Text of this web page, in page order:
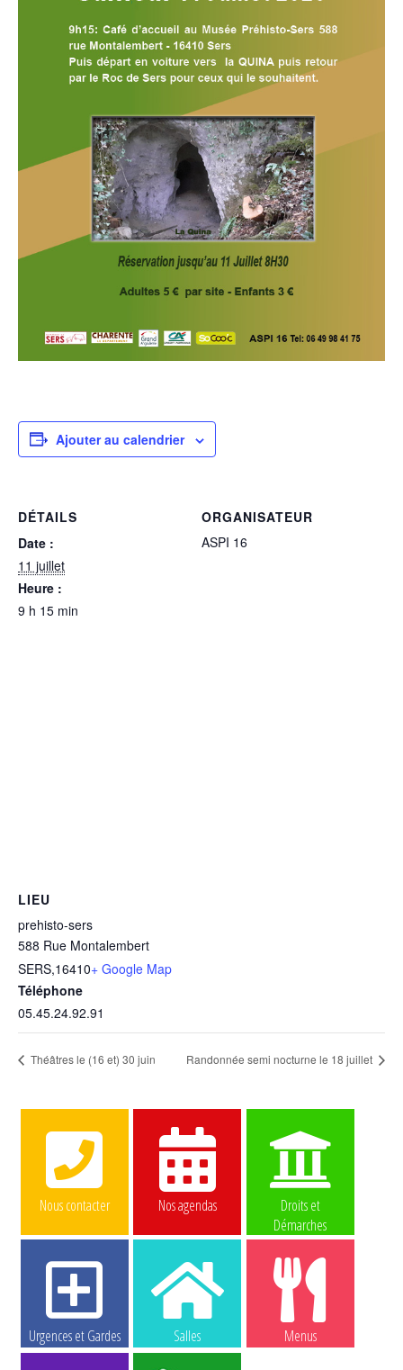
Ajouter au calendrier
DÉTAILS
Date :
11 juillet
Heure :
9 h 15 min
ORGANISATEUR
ASPI 16
LIEU
prehisto-sers
588 Rue Montalembert
SERS,16410+ Google Map
Téléphone
05.45.24.92.91
Théâtres le (16 et) 30 juin Randonnée semi nocturne le 18 juillet
Nous contacter Nos agendas
Droits et
Démarches
Urgences et Gardes Salles Menus